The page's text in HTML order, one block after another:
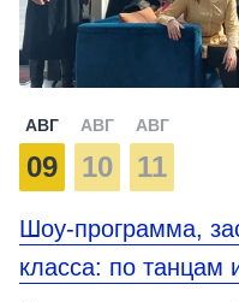
АВГ
09
АВГ
10
АВГ
11
Шоу-программа,
класса: по танцам